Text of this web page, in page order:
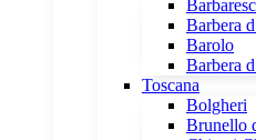
Barbera
Barolo
Barbera
Toscana
Bolgheri
Brunello